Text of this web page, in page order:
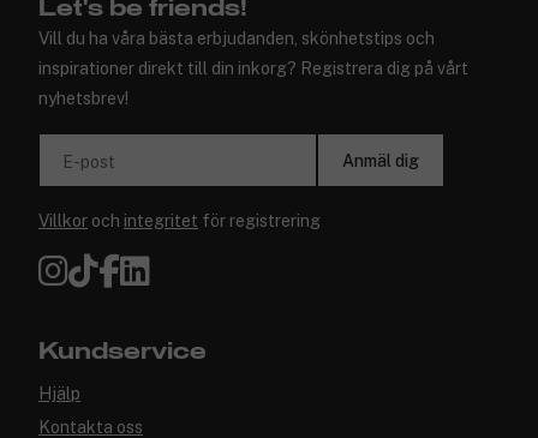
Let's be friends!
Vill du ha våra bästa erbjudanden, skönhetstips och
inspirationer direkt till din inkorg? Registrera dig på vårt
nyhetsbrev!
E-post Anmäl dig
Villkor och integritet för registrering
Kundservice
Hjälp
Kontakta oss